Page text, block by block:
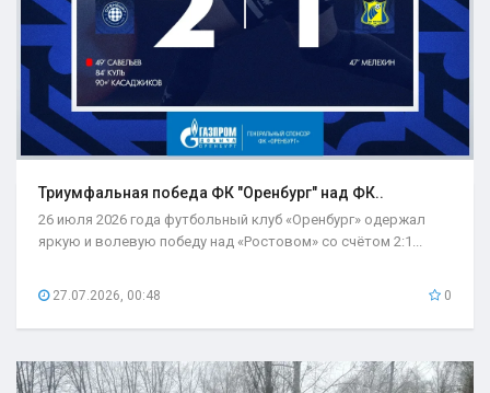
Триумфальная победа ФК "Оренбург" над ФК..
26 июля 2026 года футбольный клуб «Оренбург» одержал
яркую и волевую победу над «Ростовом» со счётом 2:1...
27.07.2026, 00:48 0